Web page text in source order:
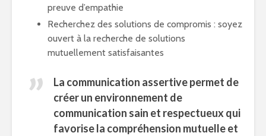
preuve d’empathie
Recherchez des solutions de compromis : soyez
ouvert à la recherche de solutions
mutuellement satisfaisantes
La communication assertive permet de
créer un environnement de
communication sain et respectueux qui
favorise la compréhension mutuelle et